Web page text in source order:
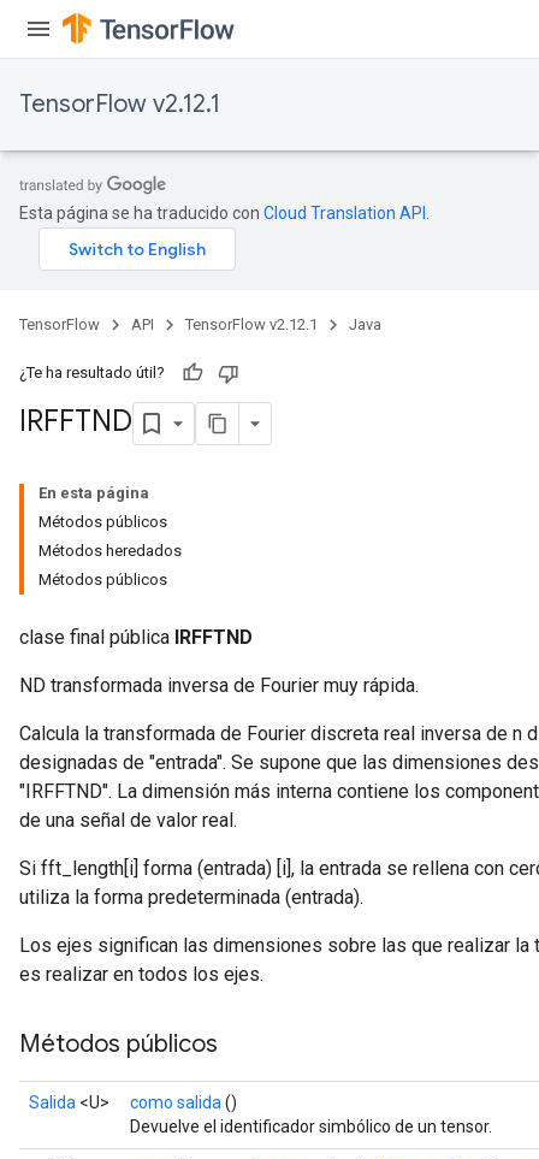
TensorFlow v2.12.1
Esta página se ha traducido con Cloud Translation API
TensorFlow API TensorFlow v2.12.1 Java
¿Te ha resultado útil?
IRFFTND
En esta página
Métodos públicos
Métodos heredados
Métodos públicos
clase final pública IRFFTND
ND transformada inversa de Fourier muy rápida.
Calcula la transformada de Fourier discreta real inversa de
designadas de "entrada". Se supone que las dimensiones
"IRFFTND". La dimensión más interna contiene los
de una señal de valor real.
Si fft_length[i] forma (entrada) [i], la entrada se rellena con
utiliza la forma predeterminada (entrada).
Los ejes significan las dimensiones sobre las que realizar la
es realizar en todos los ejes.
Métodos públicos
Salida <U> como salida ()
Devuelve el identificador simbólico de un tensor.